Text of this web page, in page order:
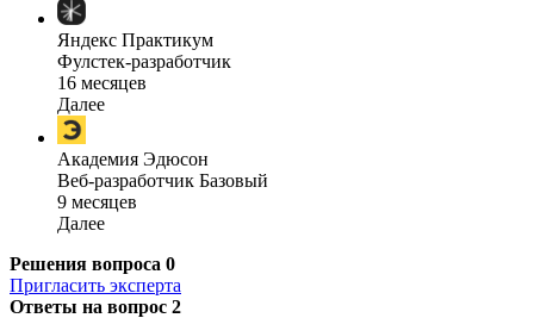
Яндекс Практикум
Фулстек-разработчик
16 месяцев
Далее
Академия Эдюсон
Веб-разработчик Базовый
9 месяцев
Далее
Решения вопроса 0
Пригласить эксперта
Ответы на вопрос 2